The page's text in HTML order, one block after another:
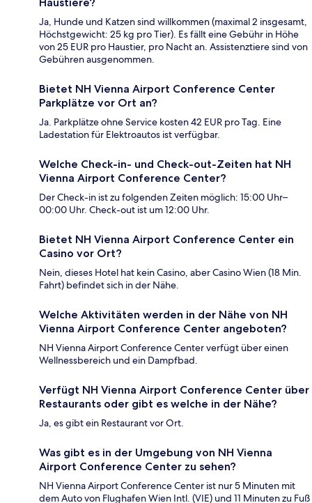
Ja, Hunde und Katzen sind willkommen (maximal 2 insgesamt,
Höchstgewicht: 25 kg pro Tier). Es fällt eine Gebühr in Höhe
von 25 EUR pro Haustier, pro Nacht an. Assistenztiere sind von
Gebühren ausgenommen.
Bietet NH Vienna Airport Conference Center
Parkplätze vor Ort an?
Ja. Parkplätze ohne Service kosten 42 EUR pro Tag. Eine
Ladestation für Elektroautos ist verfügbar.
Welche Check-in- und Check-out-Zeiten hat NH
Vienna Airport Conference Center?
Der Check-in ist zu folgenden Zeiten möglich: 15:00 Uhr–
00:00 Uhr. Check-out ist um 12:00 Uhr.
Bietet NH Vienna Airport Conference Center ein
Casino vor Ort?
Nein, dieses Hotel hat kein Casino, aber Casino Wien (18 Min.
Fahrt) befindet sich in der Nähe.
Welche Aktivitäten werden in der Nähe von NH
Vienna Airport Conference Center angeboten?
NH Vienna Airport Conference Center verfügt über einen
Wellnessbereich und ein Dampfbad.
Verfügt NH Vienna Airport Conference Center über
Restaurants oder gibt es welche in der Nähe?
Ja, es gibt ein Restaurant vor Ort.
Was gibt es in der Umgebung von NH Vienna
Airport Conference Center zu sehen?
NH Vienna Airport Conference Center ist nur 5 Minuten mit
dem Auto von Flughafen Wien Intl. (VIE) und 11 Minuten zu Fuß